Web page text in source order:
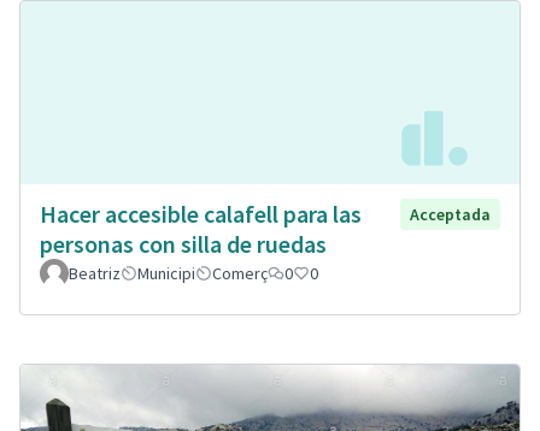
Hacer accesible calafell para las
personas con silla de ruedas
Acceptada
Beatriz Municipi Comerç 0 0